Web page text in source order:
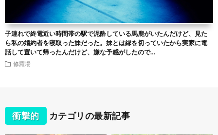
子連れで終電近い時間帯の駅で泥酔している馬鹿がいたんだけど、見た
ら私の婚約者を寝取った妹だった。妹とは縁を切っていたから実家に電
話して置いて帰ったんだけど、嫌な予感がしたので…
修羅場
衝撃的 カテゴリの最新記事